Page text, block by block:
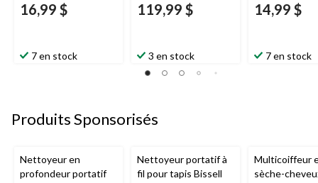
16,99 $
7 en stock
119,99 $
3 en stock
14,99 $
7 en stock
Produits Sponsorisés
Nettoyeur en
profondeur portatif
Nettoyeur portatif à
fil pour tapis Bissell
Multicoiffeur
sèche-